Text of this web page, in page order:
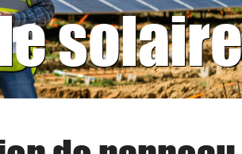
solaire